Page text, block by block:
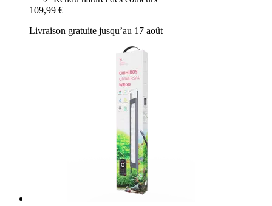
109,99 €
Livraison gratuite jusqu’au 17 août